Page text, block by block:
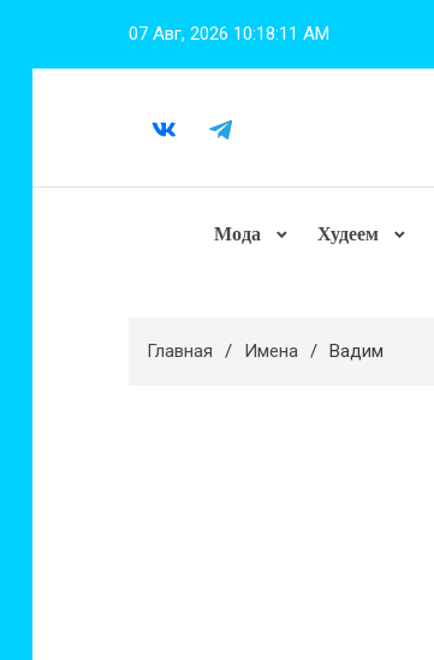
07 Авг, 2026 10:18:12 AM
Мода Худеем
Главная Имена Вадим